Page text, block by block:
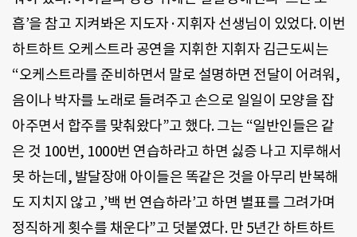
흡’을 참고 지켜봐온 지도자·지휘자 선생님이 있었다. 이번
하트하트 오케스트라 공연을 지휘한 지휘자 김근도씨는
“오케스트라를 준비하면서 말로 설명하면 전달이 어려워,
음이나 박자를 노래로 들려주고 손으로 일일이 모양을 잡
아주면서 합주를 맞춰왔다”고 했다. 그는 “일반인들은 같
은 것 100번, 1000번 연습하라고 하면 싫증 나고 지루해서
못 하는데, 발달장애 아이들은 똑같은 것을 아무리 반복해
도 지치지 않고 ,’백 번 연습하라’고 하면 별표를 그려가며
정직하게 횟수를 채운다”고 덧붙였다. 만 5년간 하트하트